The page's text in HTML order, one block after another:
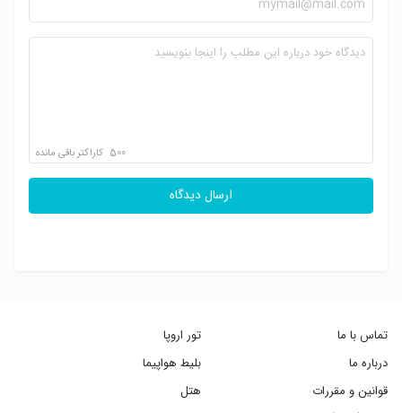
500 کاراکتر باقی مانده
ارسال دیدگاه
تماس با ما
درباره ما
قوانین و مقررات
تور اروپا
بلیط هواپیما
هتل